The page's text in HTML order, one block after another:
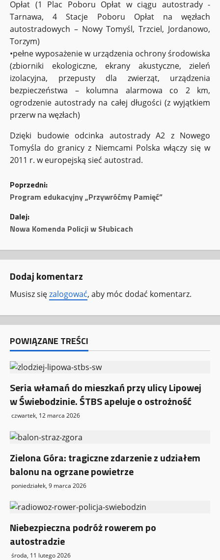
Opłat (1 Plac Poboru Opłat w ciągu autostrady -
Tarnawa, 4 Stacje Poboru Opłat na węzłach
autostradowych – Nowy Tomyśl, Trzciel, Jordanowo,
Torzym)
•pełne wyposażenie w urządzenia ochrony środowiska
(zbiorniki ekologiczne, ekrany akustyczne, zieleń
izolacyjna, przepusty dla zwierząt, urządzenia
bezpieczeństwa – kolumna alarmowa co 2 km,
ogrodzenie autostrady na całej długości (z wyjątkiem
przerw na węzłach)
Dzięki budowie odcinka autostrady A2 z Nowego
Tomyśla do granicy z Niemcami Polska włączy się w
2011 r. w europejską sieć autostrad.
Z
o
b
c
z
p
i
s
y
Poprzedni:
Program edukacyjny „Przywróćmy Pamięć”
Dalej:
Nowa Komenda Policji w Słubicach
Dodaj komentarz
Musisz sięzalogować, aby móc dodać komentarz.
POWIĄZANE TREŚCI
Seria włamań do mieszkań przy ulicy Lipowej
w Świebodzinie. ŚTBS apeluje o ostrożność
czwartek, 12 marca 2026
Zielona Góra: tragiczne zdarzenie z udziałem
balonu na ogrzane powietrze
poniedziałek, 9 marca 2026
Niebezpieczna podróż rowerem po
autostradzie
środa, 11 lutego 2026